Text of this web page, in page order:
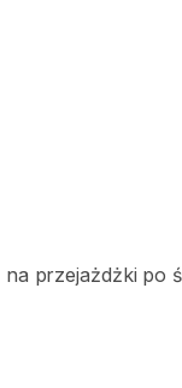
na przejażdżki po